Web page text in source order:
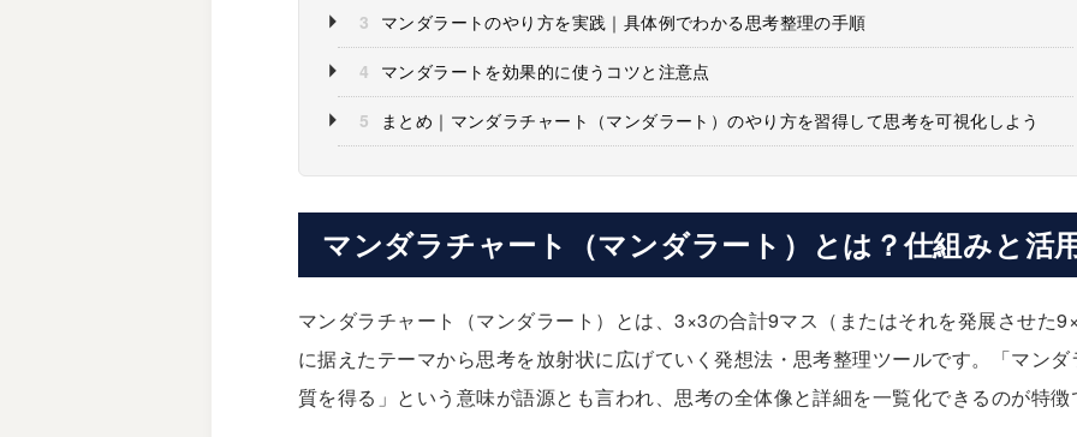
3 マンダラートのやり方を実践｜具体例でわかる思考整理の手順
4 マンダラートを効果的に使うコツと注意点
5 まとめ｜マンダラチャート（マンダラート）のやり方を習得して思考を可視化しよう
マンダラチャート （マンダラート）とは？仕組みと活
マンダラチャート（マンダラート）とは、3×3の合計9マス（またはそれを発展させた
に据えたテーマから思考を放射状に広げていく発想法・思考整理ツールです。「マン
質を得る」という意味が語源とも言われ、思考の全体像と詳細を一覧化できるのが特徴